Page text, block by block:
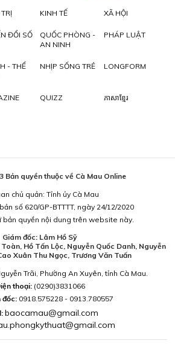
KINH TẾ XÃ HỘI
ĐỔI SỐ
QUỐC PHÒNG -
AN NINH
PHÁP LUẬT
- THỂ
NHỊP SỐNG TRẺ LONGFORM
QUIZZ ភាសាខ្មែរ
Bản quyền thuộc về Cà Mau Online
chủ quản: Tỉnh ủy Cà Mau
số 620/GP-BTTTT, ngày 24/12/2020
bản quyền nội dung trên website này.
Giám đốc: Lâm Hồ Sỹ
Hồ Tấn Lộc, Nguyễn Quốc Danh, Nguyễn
Xuân Thu Ngọc, Trương Văn Tuấn
Trãi, Phường An Xuyên, tỉnh Cà Mau.
thoại: (0290)3831066
đốc: 0918.575228 - 0913.780557
baocamau@gmail.com